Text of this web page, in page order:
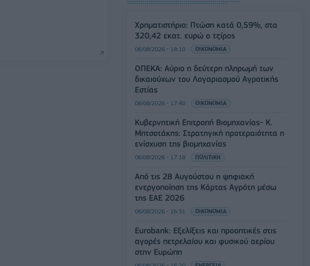
Χρηματιστήριο: Πτώση κατά 0,59%, στα
320,42 εκατ. ευρώ ο τζίρος
06/08/2026 - 18:10 ΟΙΚΟΝΟΜΙΑ
ΟΠΕΚΑ: Αύριο η δεύτερη πληρωμή των
δικαιούχων του Λογαριασμού Αγροτικής
Εστίας
06/08/2026 - 17:40 ΟΙΚΟΝΟΜΙΑ
Κυβερνητική Επιτροπή Βιομηχανίας- Κ.
Μητσοτάκης: Στρατηγική προτεραιότητα η
ενίσχυση της βιομηχανίας
06/08/2026 - 17:18 ΠΟΛΙΤΙΚΗ
Από τις 28 Αυγούστου η ψηφιακή
ενεργοποίηση της Κάρτας Αγρότη μέσω
της ΕΑΕ 2026
06/08/2026 - 16:51 ΟΙΚΟΝΟΜΙΑ
Eurobank: Εξελίξεις και προοπτικές στις
αγορές πετρελαίου και φυσικού αερίου
στην Ευρώπη